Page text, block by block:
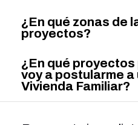
¿En qué zonas de
proyectos?
¿En qué
voy a postularme a
Vivienda Familiar?